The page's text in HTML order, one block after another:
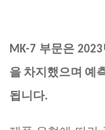
MK-7 부문은
을 차지했으며 예
됩니다.